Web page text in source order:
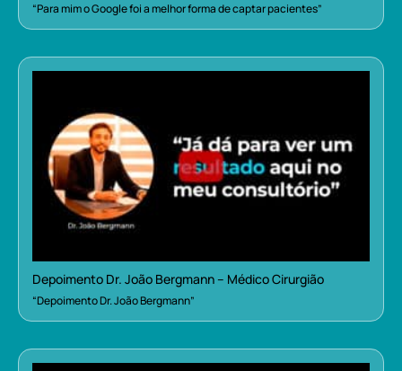
“Para mim o Google foi a melhor forma de captar pacientes”
Depoimento Dr. João Bergmann – Médico Cirurgião
“Depoimento Dr. João Bergmann”